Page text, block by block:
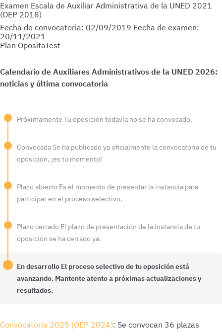
Examen Escala de Auxiliar Administrativa de la UNED 2021
(OEP 2018)
Fecha de convocatoria: 02/09/2019 Fecha de examen:
20/11/2021
Plan OpositaTest
Próximamente Tu oposición todavía no se ha convocado.
Convocada Se ha publicado ya oficialmente la convocatoria de tu
oposición, ¡es tu momento!
Plazo abierto Es el momento de presentar la instancia para
participar en el proceso selectivo.
Plazo cerrado El plazo de presentación de la instancia de tu
oposición se ha cerrado ya.
En desarrollo El proceso selectivo de tu oposición está
avanzando. Mantente atento a próximas actualizaciones y
resultados.
Convocatoria 2025 (OEP 2024): Se convocan 36 plazas